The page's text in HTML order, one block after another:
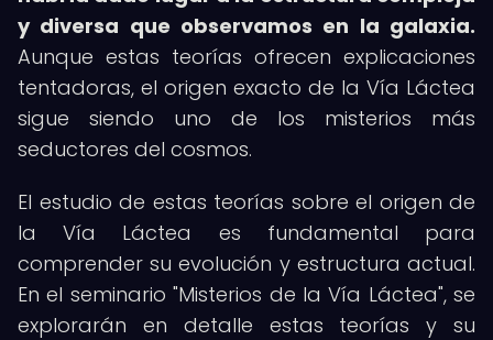
y diversa que observamos en la galaxia.
Aunque estas teorías ofrecen explicaciones
tentadoras, el origen exacto de la Vía Láctea
sigue siendo uno de los misterios más
seductores del cosmos.
El estudio de estas teorías sobre el origen de
la Vía Láctea es fundamental para
comprender su evolución y estructura actual.
En el seminario "Misterios de la Vía Láctea", se
explorarán en detalle estas teorías y su